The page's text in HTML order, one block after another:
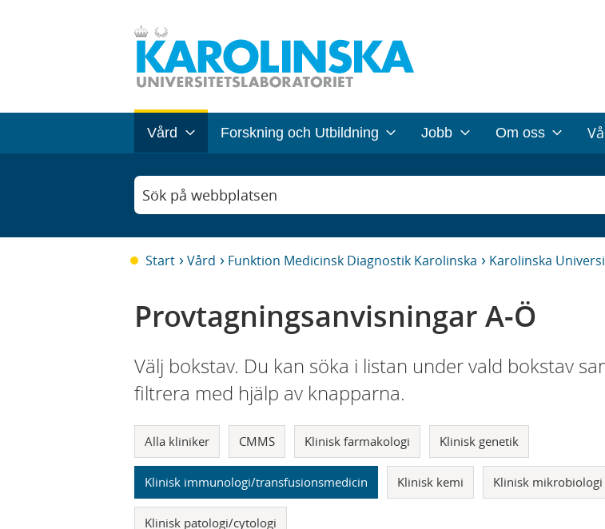
Vård Forskning och Utbildning Jobb Om oss
Sök på webbplatsen
Start Vård Funktion Medicinsk Diagnostik Karolinska Karolinska
Provtagningsanvisningar A-Ö
Välj bokstav. Du kan söka i listan under vald bokstav
filtrera med hjälp av knapparna.
Alla kliniker CMMS Klinisk farmakologi Klinisk genetik
Klinisk immunologi/transfusionsmedicin Klinisk kemi Klinisk mikrobiologi
Klinisk patologi/cytologi